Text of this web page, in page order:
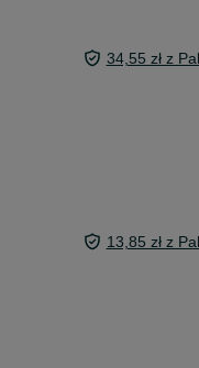
34,55 zł z
13,85 zł z